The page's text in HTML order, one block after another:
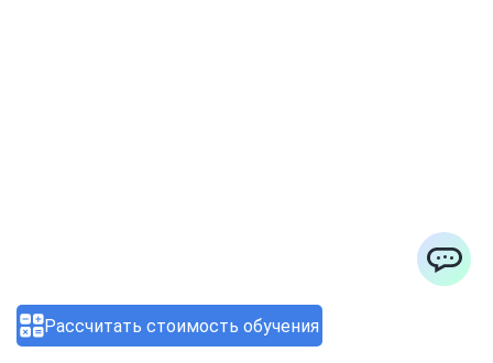
Рассчитать стоимость обучения